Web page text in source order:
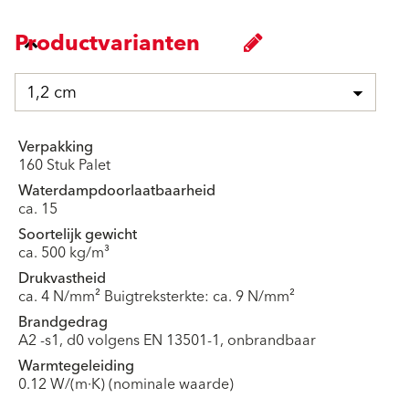
Productvarianten
1,2 cm
Verpakking
160 Stuk Palet
Waterdampdoorlaatbaarheid
ca. 15
Soortelijk gewicht
ca. 500 kg/m³
Drukvastheid
ca. 4 N/mm² Buigtreksterkte: ca. 9 N/mm²
Brandgedrag
A2 -s1, d0 volgens EN 13501-1, onbrandbaar
Warmtegeleiding
0.12 W/(m·K) (nominale waarde)